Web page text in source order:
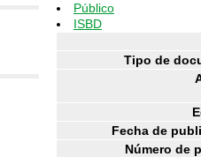
Público
ISBD
Tipo de
Fecha de
Número de